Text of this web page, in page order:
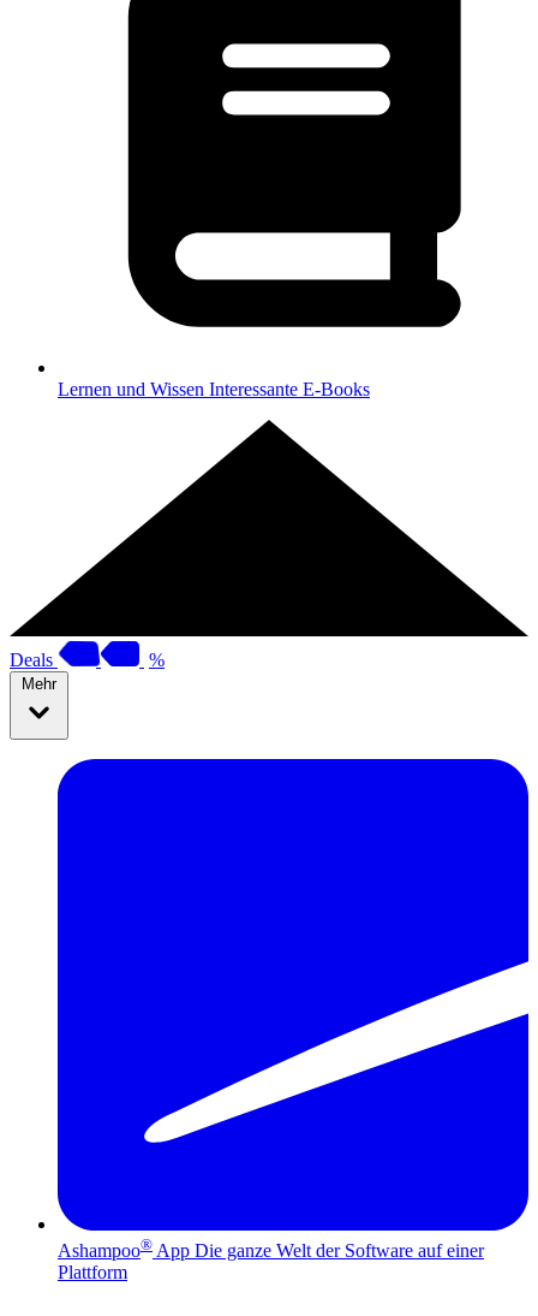
Lernen und Wissen Interessante E-Books
Deals %
Mehr
Ashampoo® App Die ganze Welt der Software auf einer
Plattform